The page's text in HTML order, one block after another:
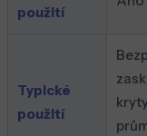
použití
Typické
použití